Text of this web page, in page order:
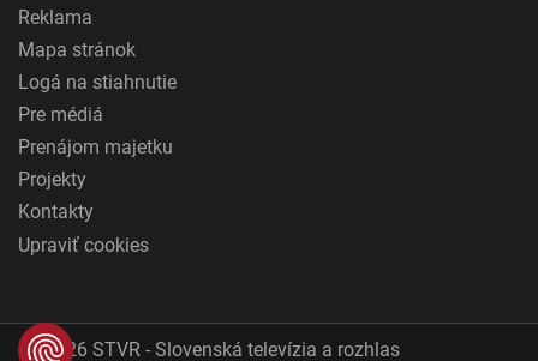
Reklama
Mapa stránok
Logá na stiahnutie
Pre médiá
Prenájom majetku
Projekty
Kontakty
Upraviť cookies
© 2026 STVR - Slovenská televízia a rozhlas